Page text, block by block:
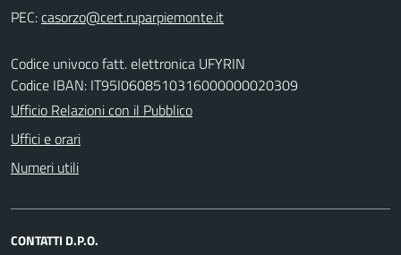
PEC:
Codice univoco fatt. elettronica UFYRIN
Codice IBAN: IT95I0608510316000000020309
Ufficio Relazioni con il Pubblico
Uffici e orari
Numeri utili
CONTATTI D.P.O.